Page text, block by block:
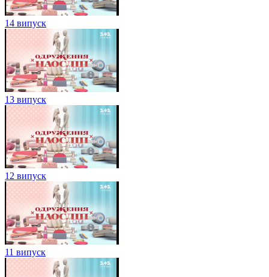
14 випуск
13 випуск
12 випуск
11 випуск